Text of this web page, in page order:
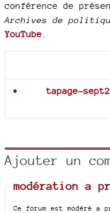
conférence de
Archives de
YouTube
tapage-
Ajouter un
modération a
Ce forum est modéré